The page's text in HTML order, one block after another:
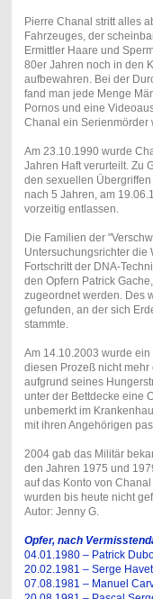
Pierre Chanal stritt alles
Fahrzeuges, der
Ermittler Haare und
80er Jahren noch in den
aufbewahren. Bei der
fand man jede Menge
Pornos und eine
Chanal ein Serienmörder
Am 23.10.1990 wurde
Jahren Haft verurteilt. Zu
den sexuellen
nach 5 Jahren, am
vorzeitig entlassen.
Die Familien der
Untersuchungsrichter die
Fortschritt der DNA-
den Opfern Patrick
zugeordnet werden. Des
gefunden, an der sich
stammte.
Am 14.10.2003 wurde
diesen Prozeß nicht
aufgrund seines
unter der Bettdecke eine
unbemerkt im
mit ihren Angehörigen
2004 gab das Militär
den Jahren 1975 und
auf das Konto von
wurden bis heute nicht
Autor: Jenny G.
Opfer, nach
04.01.1980 – Patrick
20.02.1981 – Serge Havet
07.08.1981 – Manuel